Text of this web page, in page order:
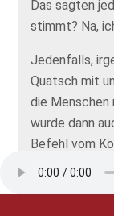
Das sagten
stimmt? Na,
Jedenfalls,
Quatsch mit
die Menschen
wurde dann
Befehl vom
viele Jahre
so ein